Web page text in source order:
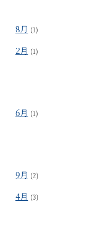
8月 (1)
2月 (1)
6月 (1)
9月 (2)
4月 (3)